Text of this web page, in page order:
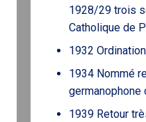
1928/29 trois
Catholique de
1932
1934 Nommé
germanophone
1939 Retour